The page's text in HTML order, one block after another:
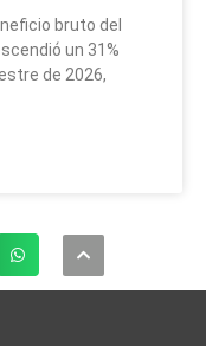
bruto del
un 31%
de 2026,